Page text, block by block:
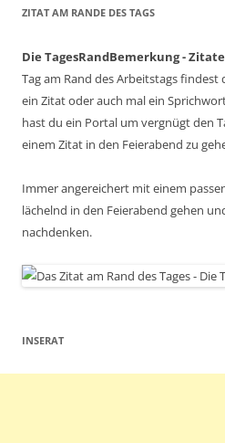
ZITAT AM RANDE DES TAGS
Die TagesRandBemerkung -
Tag am Rand des Arbeitstags
ein Zitat oder auch mal ein
hast du ein Portal um vergnügt den
einem Zitat in den Feierabend zu
Immer angereichert mit einem
lächelnd in den Feierabend gehen
nachdenken.
INSERAT